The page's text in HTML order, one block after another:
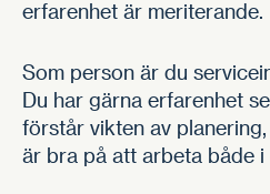
erfarenhet är meriterande.
Som person är du
Du har gärna erfarenhet
förstår vikten av
är bra på att arbeta både i